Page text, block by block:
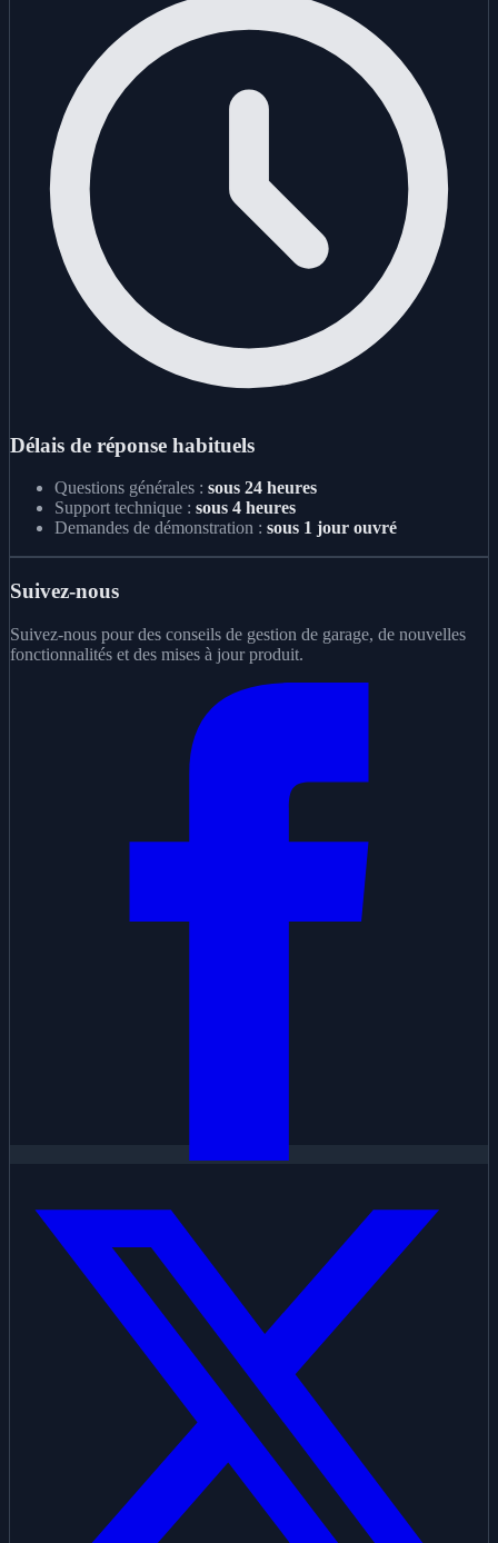
Délais de réponse habituels
Questions générales : sous 24 heures
Support technique : sous 4 heures
Demandes de démonstration : sous 1 jour ouvré
Suivez-nous
Suivez-nous pour des conseils de gestion de garage, de nouvelles
fonctionnalités et des mises à jour produit.